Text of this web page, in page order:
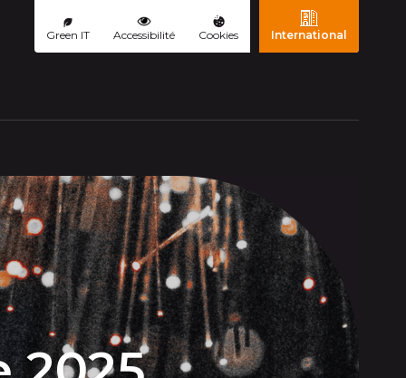
Green IT Accessibilité Cookies International